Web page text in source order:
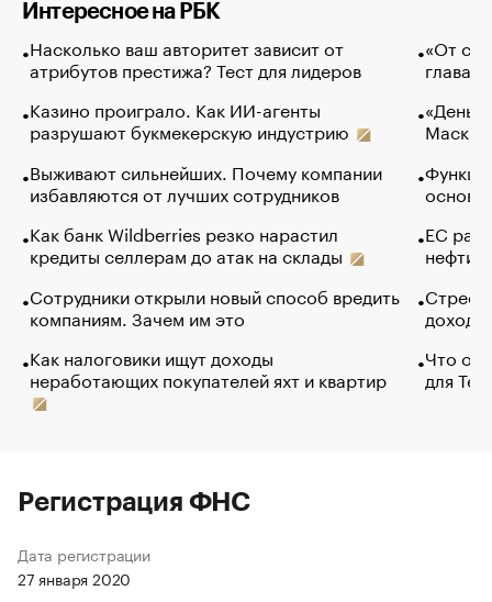
Интересное на РБК
Насколько ваш авторитет зависит от
атрибутов престижа? Тест для лидеров
Казино проиграло. Как ИИ-агенты
разрушают букмекерскую индустрию
Выживают сильнейших. Почему компании
избавляются от лучших сотрудников
Как банк Wildberries резко нарастил
кредиты селлерам до атак на склады
Сотрудники открыли новый способ вредить
компаниям. Зачем им это
Как налоговики ищут доходы
неработающих покупателей яхт и квартир
«От
глава
Маск в
основ
ЕС
нефти
Что
для
Регистрация ФНС
Дата регистрации
27 января 2020